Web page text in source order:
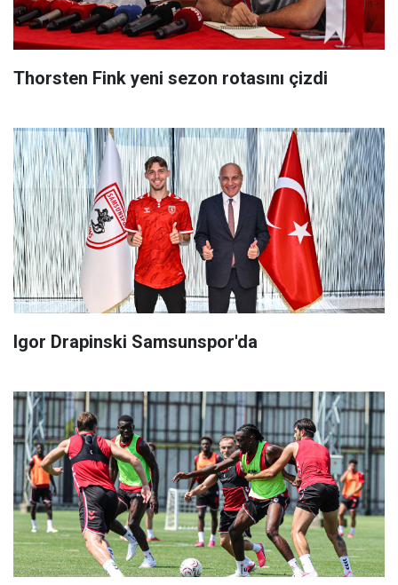
Thorsten Fink yeni sezon rotasını çizdi
Igor Drapinski Samsunspor'da